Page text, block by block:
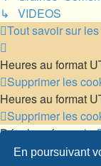
En poursuivant
↳ VIDEOS
Tout savoir sur
Heures au format
Supprimer les
Heures au format
Supprimer les
Développé par
Traduit parphpBB-